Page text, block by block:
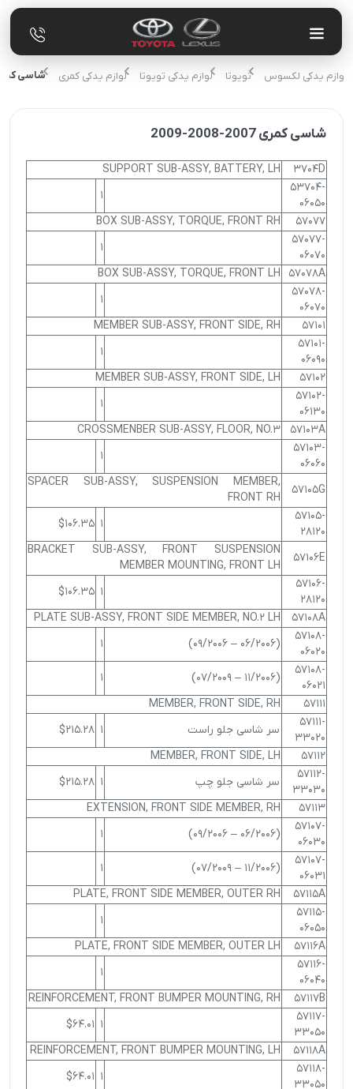
و لوازم یدکی لکسوس تویوتا لوازم یدکی تویوتا لوازم یدکی کمری شاسی کمری 2007-
شاسی کمری 2007-2008-2009
3704D
SUPPORT SUB-ASSY, BATTERY, LH
53704-
06050
1
57077
BOX SUB-ASSY, TORQUE, FRONT RH
57077-
06070
1
57078A
BOX SUB-ASSY, TORQUE, FRONT LH
57078-
06070
1
57101
MEMBER SUB-ASSY, FRONT SIDE, RH
57101-
06090
1
57102
MEMBER SUB-ASSY, FRONT SIDE, LH
57102-
06130
1
57103A
CROSSMENBER SUB-ASSY, FLOOR, NO.3
57103-
06060
1
57105G
SPACER SUB-ASSY, SUSPENSION MEMBER,
FRONT RH
57105-
28120
1
$106.35
57106E
BRACKET SUB-ASSY, FRONT SUSPENSION
MEMBER MOUNTING, FRONT LH
57106-
28120
1
$106.35
57108A
PLATE SUB-ASSY, FRONT SIDE MEMBER, NO.2 LH
57108-
06020
(06/2006 – 09/2006)
1
57108-
06021
(11/2006 – 07/2009)
1
57111
MEMBER, FRONT SIDE, RH
57111-
33020
سر شاسی جلو راست 1
$215.28
57112
MEMBER, FRONT SIDE, LH
57112-
33030
سر شاسی جلو چپ 1
$215.28
57113
EXTENSION, FRONT SIDE MEMBER, RH
57107-
06030
(06/2006 – 09/2006)
1
57107-
06031
(11/2006 – 07/2009)
1
57115A
PLATE, FRONT SIDE MEMBER, OUTER RH
57115-
06050
1
57116A
PLATE, FRONT SIDE MEMBER, OUTER LH
57116-
06040
1
57117B
REINFORCEMENT, FRONT BUMPER MOUNTING, RH
57117-
33050
1
$64.01
57118A
REINFORCEMENT, FRONT BUMPER MOUNTING, LH
57118-
33050
1
$64.01